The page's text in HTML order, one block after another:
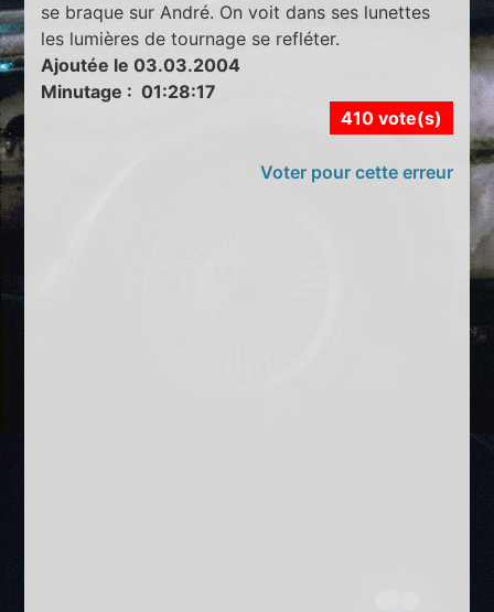
se braque sur André. On voit dans ses lunettes
les lumières de tournage se refléter.
Ajoutée le 03.03.2004
Minutage : 01:28:17
410 vote(s)
Voter pour cette erreur